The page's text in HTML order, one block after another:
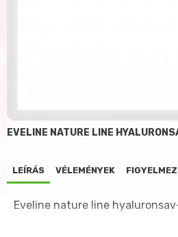
EVELINE NATURE LINE
LEÍRÁS VÉLEMÉNYEK
Eveline nature line